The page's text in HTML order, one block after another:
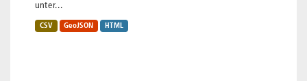
unter...
CSV GeoJSON HTML